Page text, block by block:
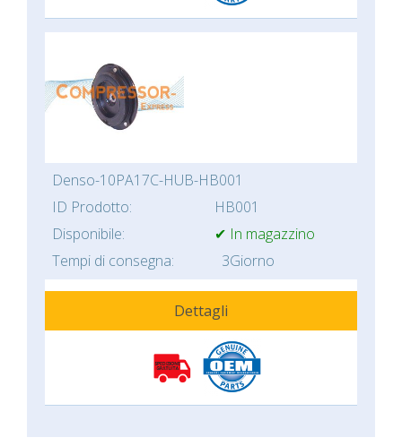
Denso-10PA17C-HUB-HB001
ID Prodotto:
HB001
Disponibile:
✔ In magazzino
Tempi di consegna:
3Giorno
Dettagli